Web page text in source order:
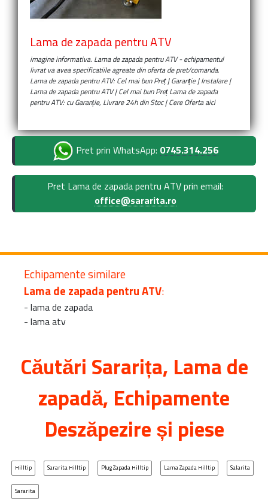
Lama de zapada pentru ATV
imagine informativa. Lama de zapada pentru ATV- echipamentul
livrat va avea specificatiile agreate din oferta de pret/comanda.
Lama de zapada pentru ATV: Cel mai bun Preț | Garanție | Instalare |
Lama de zapada pentru ATV | Cel mai bun Preț Lama de zapada
pentru ATV: cu Garanție, Livrare 24h din Stoc | Cere Oferta aici
Pret prin WhatsApp: 0745.314.256
Pret Lama de zapada pentru ATV prin email:
office@sararita.ro
Echipamente similare
Lama de zapada pentru ATV:
- lama de zapada
- lama atv
Căutări Sararița, Lama de
zapadă, Echipamente
Deszăpezire și piese
Hilltip Sararita Hilltip Plug Zapada Hilltip Lama Zapada Hilltip Salarita
Sararita